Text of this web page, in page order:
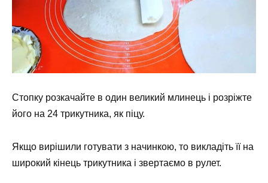
Стопку розкачайте в один великий млинець і розріжте
його на 24 трикутника, як піцу.
Якщо вирішили готувати з начинкою, то викладіть її на
широкий кінець трикутника і звертаємо в рулет.